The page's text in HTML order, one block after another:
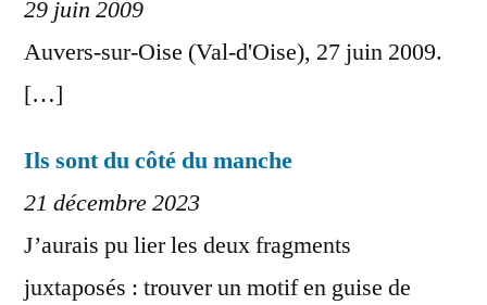
29 juin 2009
Auvers-sur-Oise (Val-d'Oise), 27 juin 2009.
[…]
Ils sont du côté du manche
21 décembre 2023
J’aurais pu lier les deux fragments
juxtaposés : trouver un motif en guise de